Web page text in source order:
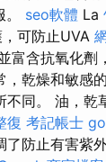
seo軟體 La
可防止UVA
富含抗氧化劑
乾燥和敏感
同。 油，
復 考記帳士
防止有害紫